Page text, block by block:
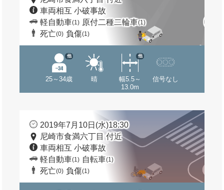
車両相互 小破事故
軽自動車(1) 原付二種二輪車(1)
死亡(0) 負傷(1)
25～34歳
他
晴
幅5.5～
13.0m
他
信号なし
2019年7月10日(水)18:30
尼崎市食満六丁目 付近
車両相互 小破事故
軽自動車(1) 自転車(1)
死亡(0) 負傷(1)